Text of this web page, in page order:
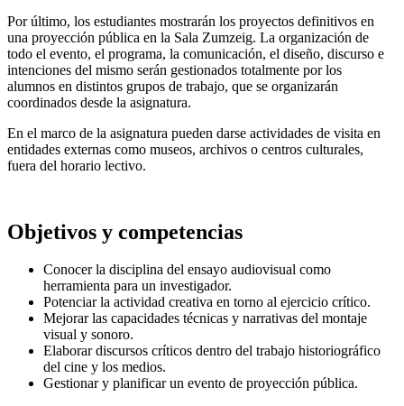
Por último, los estudiantes mostrarán los proyectos definitivos en
una proyección pública en la Sala Zumzeig. La organización de
todo el evento, el programa, la comunicación, el diseño, discurso e
intenciones del mismo serán gestionados totalmente por los
alumnos en distintos grupos de trabajo, que se organizarán
coordinados desde la asignatura.
En el marco de la asignatura pueden darse actividades de visita en
entidades externas como museos, archivos o centros culturales,
fuera del horario lectivo.
Objetivos y competencias
Conocer la disciplina del ensayo audiovisual como
herramienta para un investigador.
Potenciar la actividad creativa en torno al ejercicio crítico.
Mejorar las capacidades técnicas y narrativas del montaje
visual y sonoro.
Elaborar discursos críticos dentro del trabajo historiográfico
del cine y los medios.
Gestionar y planificar un evento de proyección pública.